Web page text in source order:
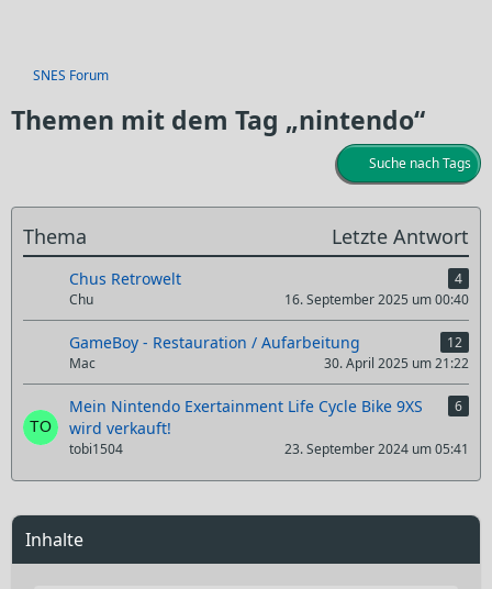
SNES Forum
Themen mit dem Tag „nintendo“
Suche nach Tags
Thema Letzte Antwort
Chus Retrowelt
4
Chu
16. September 2025 um 00:40
GameBoy - Restauration / Aufarbeitung
12
Mac
30. April 2025 um 21:22
Mein Nintendo Exertainment Life Cycle Bike 9XS
wird verkauft!
6
tobi1504 23. September 2024 um 05:41
Inhalte